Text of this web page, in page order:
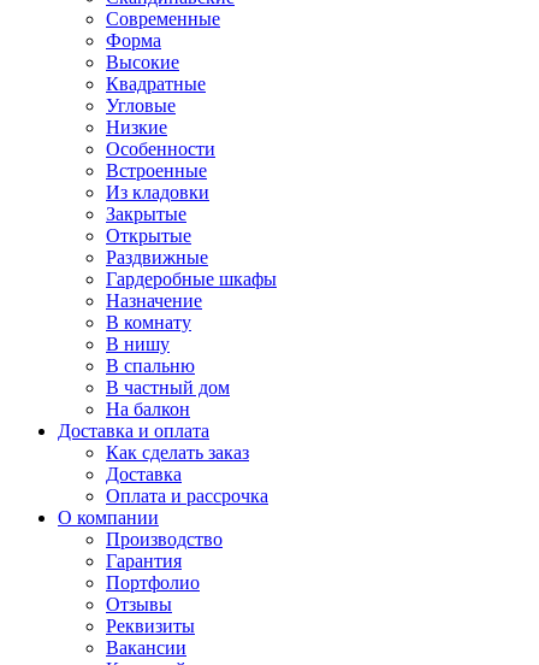
Современные
Форма
Высокие
Квадратные
Угловые
Низкие
Особенности
Встроенные
Из кладовки
Закрытые
Открытые
Раздвижные
Гардеробные шкафы
Назначение
В комнату
В нишу
В спальню
В частный дом
На балкон
Доставка и оплата
Как сделать заказ
Доставка
Оплата и рассрочка
О компании
Производство
Гарантия
Портфолио
Отзывы
Реквизиты
Вакансии